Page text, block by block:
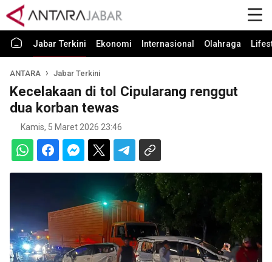
Jabar Terkini Ekonomi Internasional Olahraga
ANTARA Jabar Terkini
Kecelakaan di tol Cipularang renggut
dua korban tewas
Kamis, 5 Maret 2026 23:46